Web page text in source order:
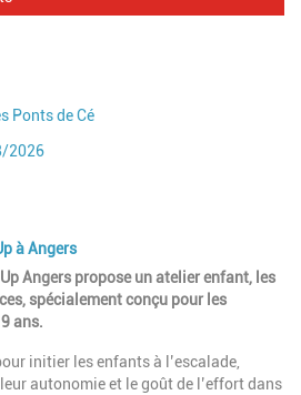
Ponts de Cé
fin
2026
fin
fin
à Angers
Angers propose un atelier enfant, les
spécialement conçu pour les
ans.
initier les enfants à l’escalade,
autonomie et le goût de l’effort dans